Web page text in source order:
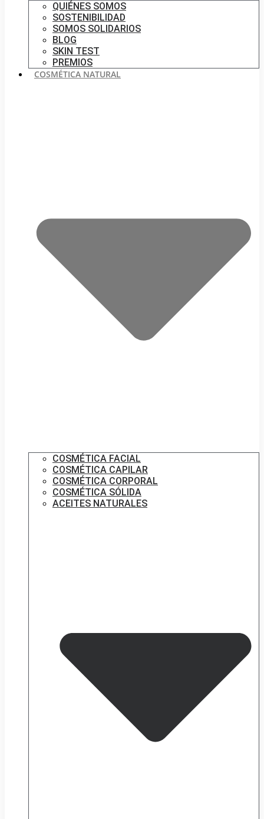
QUIÉNES SOMOS
SOSTENIBILIDAD
SOMOS SOLIDARIOS
BLOG
SKIN TEST
PREMIOS
COSMÉTICA NATURAL
COSMÉTICA FACIAL
COSMÉTICA CAPILAR
COSMÉTICA CORPORAL
COSMÉTICA SÓLIDA
ACEITES NATURALES